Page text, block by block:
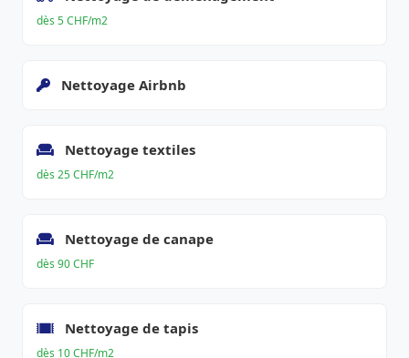
dès 5 CHF/m2
Nettoyage Airbnb
Nettoyage textiles
dès 25 CHF/m2
Nettoyage de canape
dès 90 CHF
Nettoyage de tapis
dès 10 CHF/m2